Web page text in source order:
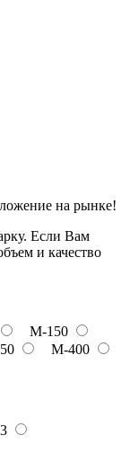
на рынке!
Если Вам
и качество
М-150
М-400